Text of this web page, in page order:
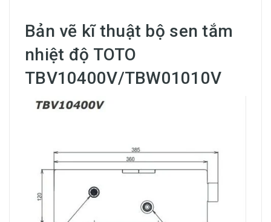
Bản vẽ kĩ thuật bộ sen tắm
nhiệt độ TOTO
TBV10400V/TBW01010V